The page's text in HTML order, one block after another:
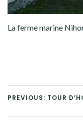
La ferme marine
PREVIOUS: TOUR